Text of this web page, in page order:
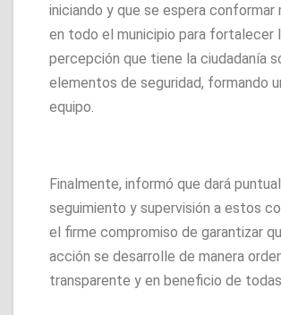
iniciando y que se espera conformar
en todo el municipio para fortalecer
percepción que tiene la ciudadanía
elementos de seguridad, formando
equipo.
Finalmente, informó que dará puntual
seguimiento y supervisión a estos
el firme compromiso de garantizar
acción se desarrolle de manera
transparente y en beneficio de